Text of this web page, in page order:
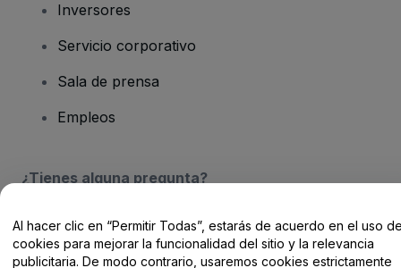
Inversores
Servicio corporativo
Sala de prensa
Empleos
¿Tienes alguna pregunta?
Centro de Ayuda / Contacto
Al hacer clic en “Permitir Todas”, estarás de acuerdo en el uso
cookies para mejorar la funcionalidad del sitio y la relevancia
publicitaria. De modo contrario, usaremos cookies estrictamente